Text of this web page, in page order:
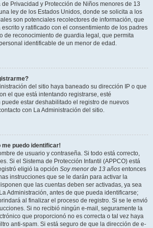
de Privacidad y Protección de Niños menores de 13
ley de los Estados Unidos, donde se solicita a los
son potenciales recolectores de información, que
y ratificado con el consentimiento de los padres
de reconocimiento de guardia legal, que permita
identificable de un menor de edad.
del sitio haya baneado su dirección IP o que
el que está intentando registrarse, esté
estar deshabilitado el registro de nuevos
con La Administración del sitio.
me puedo identificar!
de usuario y contraseña. Si todo está correcto,
Si el Sistema de Protección Infantil (APPCO) está
eligió la opción Soy menor de 13 años entonces
instrucciones que se le darán para activar la
que las cuentas deben ser activadas, ya sea
Administración, antes de que pueda identificarse;
al finalizar el proceso de registro. Si se le envió
Si no recibió ningún e-mail, seguramente la
que proporcionó no es correcta o tal vez haya
anti-spam. Si está seguro de que la dirección de e-